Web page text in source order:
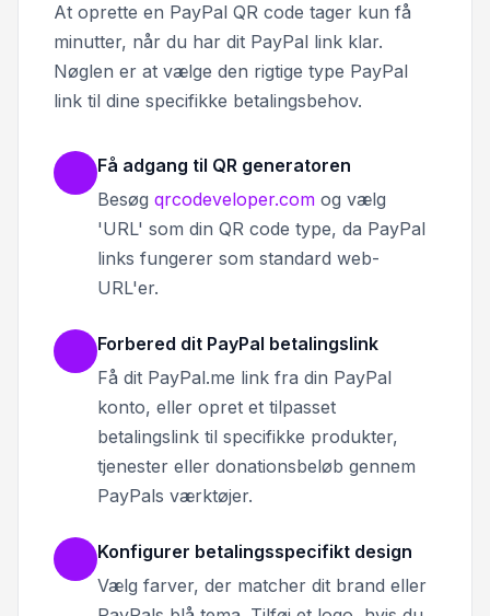
At oprette en PayPal QR code tager kun få
minutter, når du har dit PayPal link klar.
Nøglen er at vælge den rigtige type PayPal
link til dine specifikke betalingsbehov.
Få adgang til QR generatoren
Besøg qrcodeveloper.com og vælg
'URL' som din QR code type, da PayPal
links fungerer som standard web-
URL'er.
Forbered dit PayPal betalingslink
Få dit PayPal.me link fra din PayPal
konto, eller opret et tilpasset
betalingslink til specifikke produkter,
tjenester eller donationsbeløb gennem
PayPals værktøjer.
Konfigurer betalingsspecifikt design
Vælg farver, der matcher dit brand eller